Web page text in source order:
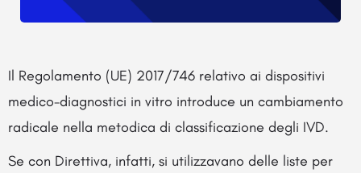
Il Regolamento (UE) 2017/746 relativo ai dispositivi
medico-diagnostici in vitro introduce un cambiamento
radicale nella metodica di classificazione degli IVD.
Se con Direttiva, infatti, si utilizzavano delle liste per